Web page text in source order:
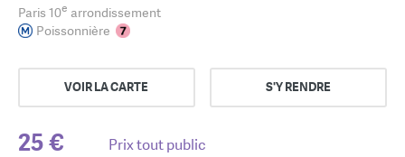
Paris 10e arrondissement
Poissonnière
VOIR LA CARTE S'Y RENDRE
25 € Prix tout public